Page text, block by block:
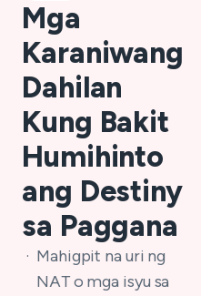
Mga
Karaniwang
Dahilan
Kung Bakit
Humihinto
ang Destiny
sa Paggana
Mahigpit na uri ng
NAT o mga isyu sa